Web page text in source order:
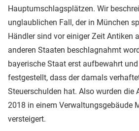
Hauptumschlagsplätzen. Wir
unglaublichen Fall, der in München
Händler sind vor einiger Zeit Antiken
anderen Staaten beschlagnahmt
bayerische Staat erst aufbewahrt
festgestellt, dass der damals
Steuerschulden hat. Also wurden die
2018 in einem Verwaltungsgebäude
versteigert.